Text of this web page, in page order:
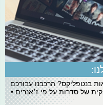
בנטפליקס? הרכבנו עבורכם
של סדרות על פי ז׳אנרים •